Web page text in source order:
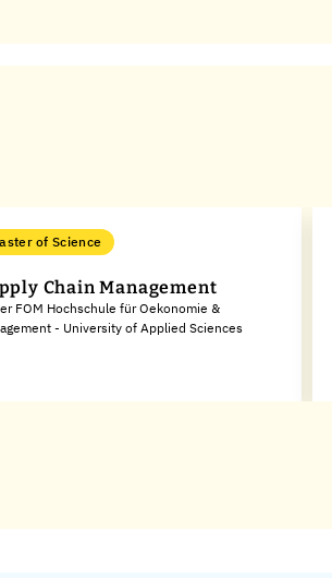
of Science
Chain Management
FOM Hochschule für Oekonomie &
- University of Applied Sciences